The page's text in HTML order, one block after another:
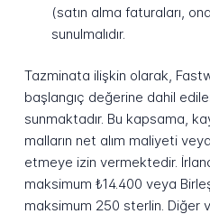
(satın alma faturaları,
sunulmalıdır.
Tazminata ilişkin olarak,
başlangıç değerine dahil
sunmaktadır. Bu kapsama,
malların net alım maliyeti
etmeye izin vermektedir.
maksimum ₺14.400 veya
maksimum 250 sterlin. Diğer